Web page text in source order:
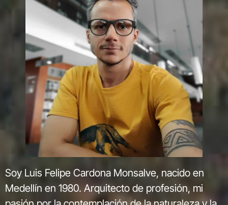
Soy Luis Felipe Cardona Monsalve, nacido en
Medellín en 1980. Arquitecto de profesión, mi